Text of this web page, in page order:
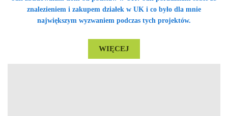
znalezieniem i zakupem działek w UK i co było dla mnie
największym wyzwaniem podczas tych projektów.
WIĘCEJ